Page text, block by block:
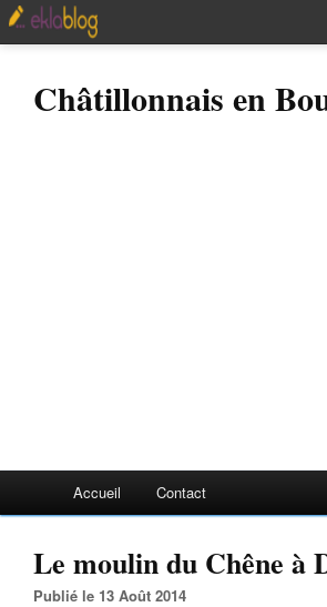
Châtillonnais en
Accueil Contact
Le moulin du Chêne à
Publié le 13 Août 2014